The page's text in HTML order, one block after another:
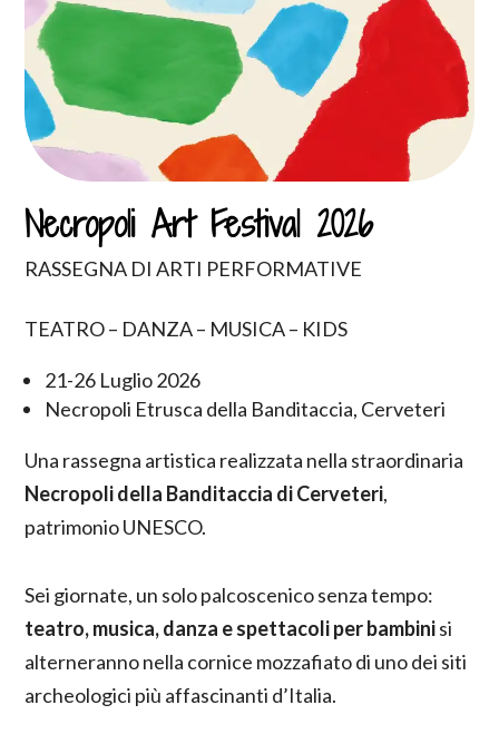
Necropoli Art Festival 2026
RASSEGNA DI ARTI PERFORMATIVE
TEATRO – DANZA – MUSICA – KIDS
21-26 Luglio 2026
Necropoli Etrusca della Banditaccia, Cerveteri
Una rassegna artistica realizzata nella straordinaria
Necropoli della Banditaccia di Cerveteri,
patrimonio UNESCO.
Sei giornate, un solo palcoscenico senza tempo:
teatro, musica, danza e spettacoli per bambinisi
alterneranno nella cornice mozzafiato di uno dei siti
archeologici più affascinanti d’Italia.